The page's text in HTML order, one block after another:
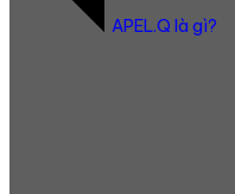
APEL.Q là gì?